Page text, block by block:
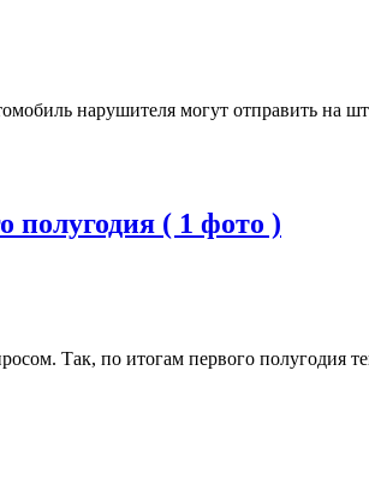
нарушителя могут отправить на
полугодия ( 1 фото )
Так, по итогам первого полугодия